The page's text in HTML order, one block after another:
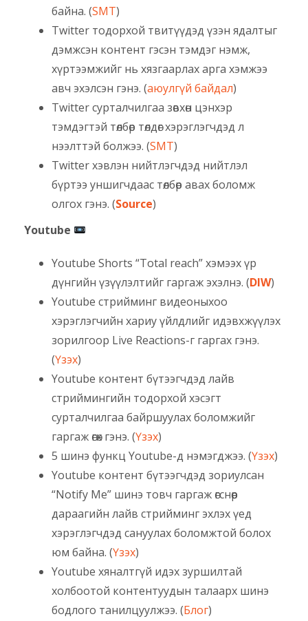
байна. (SMT)
Twitter тодорхой твитүүдэд үзэн ядалтыг
дэмжсэн контент гэсэн тэмдэг нэмж,
хүртээмжийг нь хязгаарлах арга хэмжээ
авч эхэлсэн гэнэ. (аюулгүй байдал)
Twitter сурталчилгаа зөвхөн цэнхэр
тэмдэгтэй төлбөр төлдөг хэрэглэгчдэд л
нээлттэй болжээ. (SMT)
Twitter хэвлэн нийтлэгчдэд нийтлэл
бүртээ уншигчдаас төлбөр авах боломж
олгох гэнэ. (Source)
Youtube
Youtube Shorts “Total reach” хэмээх үр
дүнгийн үзүүлэлтийг гаргаж эхэлнэ. (DIW)
Youtube стрийминг видеоныхоо
хэрэглэгчийн хариу үйлдлийг идэвхжүүлэх
зорилгоор Live Reactions-г гаргах гэнэ.
(Үзэх)
Youtube контент бүтээгчдэд лайв
стриймингийн тодорхой хэсэгт
сурталчилгаа байршуулах боломжийг
гаргаж өгөх гэнэ. (Үзэх)
5 шинэ функц Youtube-д нэмэгджээ. (Үзэх)
Youtube контент бүтээгчдэд зориулсан
“Notify Me” шинэ товч гаргаж өгснөөр
дараагийн лайв стрийминг эхлэх үед
хэрэглэгчдэд сануулах боломжтой болох
юм байна. (Үзэх)
Youtube хяналтгүй идэх зуршилтай
холбоотой контентуудын талаарх шинэ
бодлого танилцуулжээ. (Блог)